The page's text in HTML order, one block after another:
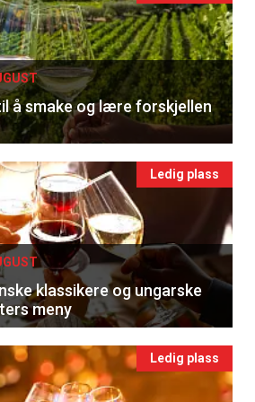
å smake og lære forskjellen
Ledig plass
klassikere og ungarske
meny
Ledig plass